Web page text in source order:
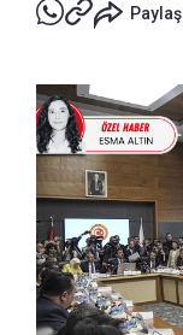
Paylaş